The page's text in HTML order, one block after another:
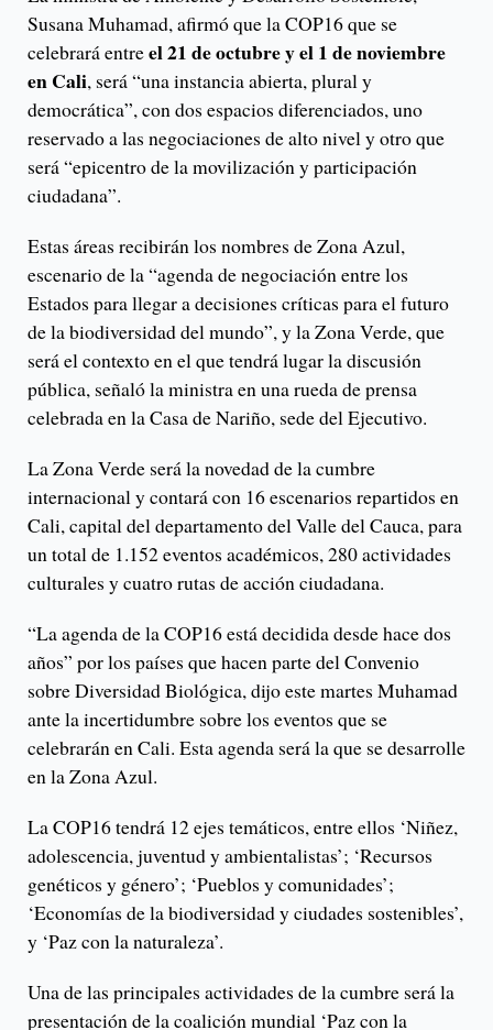
Susana Muhamad, afirmó que la COP16 que se
celebrará entreel 21 de octubre y el 1 de noviembre
en Cali, será “una instancia abierta, plural y
democrática”, con dos espacios diferenciados, uno
reservado a las negociaciones de alto nivel y otro que
será “epicentro de la movilización y participación
ciudadana”.
Estas áreas recibirán los nombres de Zona Azul,
escenario de la “agenda de negociación entre los
Estados para llegar a decisiones críticas para el futuro
de la biodiversidad del mundo”, y la Zona Verde, que
será el contexto en el que tendrá lugar la discusión
pública, señaló la ministra en una rueda de prensa
celebrada en la Casa de Nariño, sede del Ejecutivo.
La Zona Verde será la novedad de la cumbre
internacional y contará con 16 escenarios repartidos en
Cali, capital del departamento del Valle del Cauca, para
un total de 1.152 eventos académicos, 280 actividades
culturales y cuatro rutas de acción ciudadana.
“La agenda de la COP16 está decidida desde hace dos
años” por los países que hacen parte del Convenio
sobre Diversidad Biológica, dijo este martes Muhamad
ante la incertidumbre sobre los eventos que se
celebrarán en Cali. Esta agenda será la que se desarrolle
en la Zona Azul.
La COP16 tendrá 12 ejes temáticos, entre ellos ‘Niñez,
adolescencia, juventud y ambientalistas’; ‘Recursos
genéticos y género’; ‘Pueblos y comunidades’;
‘Economías de la biodiversidad y ciudades sostenibles’,
y ‘Paz con la naturaleza’.
Una de las principales actividades de la cumbre será la
presentación de la coalición mundial ‘Paz con la